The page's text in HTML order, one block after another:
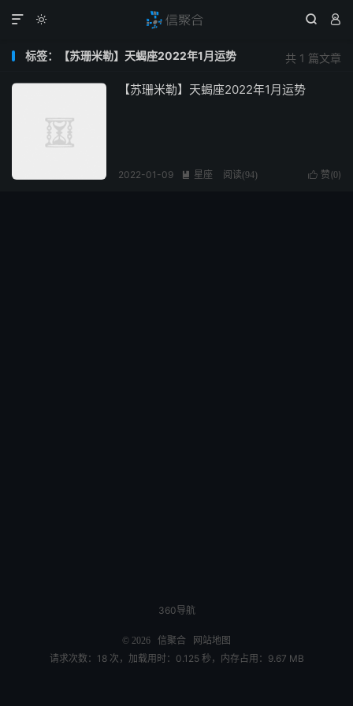
  

共 1 篇文章
标签：【苏珊米勒】天蝎座2022年1月运势
【苏珊米勒】天蝎座2022年1月运势
 赞(0)
2022-01-09  星座 阅读(94)
360导航
© 2026 信聚合 网站地图
请求次数：18 次，加载用时：0.125 秒，内存占用：9.67 MB